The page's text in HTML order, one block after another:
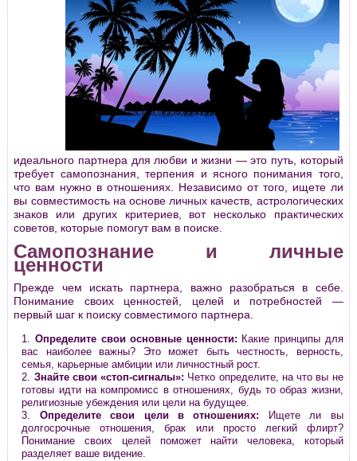
идеального партнера для любви и жизни — это путь, который
требует самопознания, терпения и ясного понимания того,
что вам нужно в отношениях. Независимо от того, ищете ли
вы совместимость на основе личных качеств, астрологических
знаков или других критериев, вот несколько практических
советов, которые помогут вам в поиске.
Самопознание и личные
ценности
Прежде чем искать партнера, важно разобраться в себе.
Понимание своих ценностей, целей и потребностей —
первый шаг к поиску совместимого партнера.
Определите свои основные ценности: Какие принципы для
вас наиболее важны? Это может быть честность, верность,
семья, карьерные амбиции или личностный рост.
Знайте свои «стоп-сигналы»: Четко определите, на что вы не
готовы идти на компромисс в отношениях, будь то образ жизни,
религиозные убеждения или цели на будущее.
Определите свои цели в отношениях: Ищете ли вы
долгосрочные отношения, брак или просто легкий флирт?
Понимание своих целей поможет найти человека, который
разделяет ваше видение.